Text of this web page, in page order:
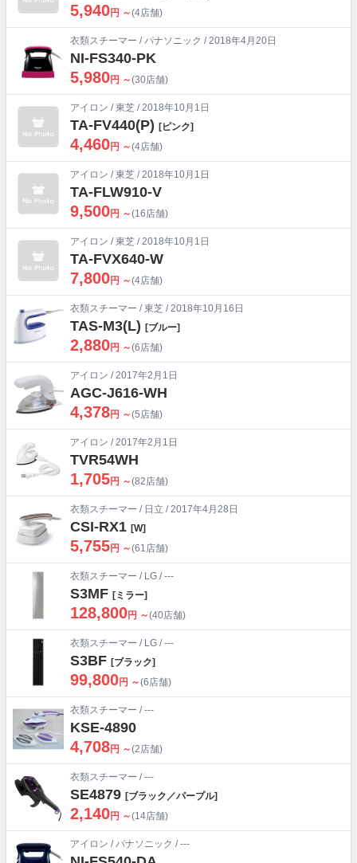
5,940円 ～(4店舗)
衣類スチーマー /パナソニック / 2018年4月20日
NI-FS340-PK
5,980円 ～(30店舗)
アイロン /東芝 / 2018年10月1日
TA-FV440(P) [ピンク]
4,460円 ～(4店舗)
アイロン /東芝 / 2018年10月1日
TA-FLW910-V
9,500円 ～(16店舗)
アイロン /東芝 / 2018年10月1日
TA-FVX640-W
7,800円 ～(4店舗)
衣類スチーマー /東芝 / 2018年10月16日
TAS-M3(L) [ブルー]
2,880円 ～(6店舗)
アイロン / 2017年2月1日
AGC-J616-WH
4,378円 ～(5店舗)
アイロン / 2017年2月1日
TVR54WH
1,705円 ～(82店舗)
衣類スチーマー / 日立 / 2017年4月28日
CSI-RX1 [W]
5,755円 ～(61店舗)
衣類スチーマー / LG / ---
S3MF [ミラー]
128,800円 ～(40店舗)
衣類スチーマー / LG / ---
S3BF [ブラック]
99,800円 ～(6店舗)
衣類スチーマー / ---
KSE-4890
4,708円 ～(2店舗)
衣類スチーマー / ---
SE4879 [ブラック／パープル]
2,140円 ～(14店舗)
アイロン /パナソニック / ---